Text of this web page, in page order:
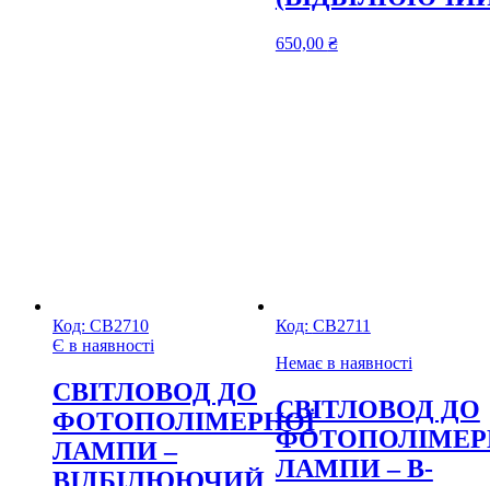
650,00 ₴
Код: СВ2710
Є в наявності
CВІТЛОВОД ДО
ФОТОПОЛІМЕРНОЇ
ЛАМПИ –
Код: СВ2711
Немає в наявності
CВІТЛОВОД ДО
ЛАМПИ – B-